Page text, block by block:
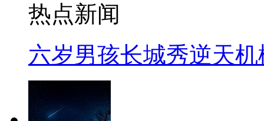
热点新闻
六岁男孩长城秀逆天机